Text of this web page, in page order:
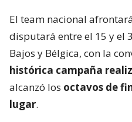
El team nacional
disputará entre el 15 y el
Bajos y Bélgica, con la
histórica campaña
alcanzó los octavos de
lugar.